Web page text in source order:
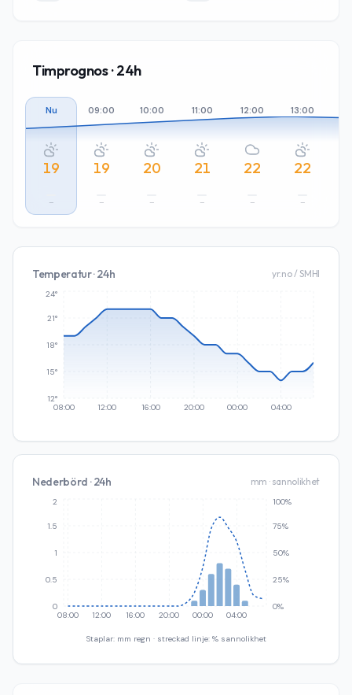
Timprognos · 24h
Nu
19
–
09:00
19
–
10:00
20
–
11:00
21
–
12:00
22
–
13:00
22
–
Temperatur · 24h yr.no / SMHI
08:00 12:00 16:00 20:00 00:00 04:00
12°
15°
18°
21°
24°
Nederbörd · 24h mm · sannolikhet
08:00 12:00 16:00 20:00 00:00 04:00
0
0.5
1
1.5
2
0%
25%
50%
75%
100%
Staplar: mm regn · streckad linje: % sannolikhet